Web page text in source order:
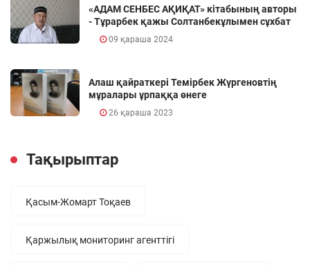
«АДАМ СЕНБЕС АҚИҚАТ» кітабының авторы
- Тұрарбек қажы Солтанбекұлымен сұхбат
09 қараша 2024
Алаш қайраткері Темірбек Жүргеновтің
мұралары ұрпаққа өнеге
26 қараша 2023
Тақырыптар
Қасым-Жомарт Тоқаев
Қаржылық мониторинг агенттігі